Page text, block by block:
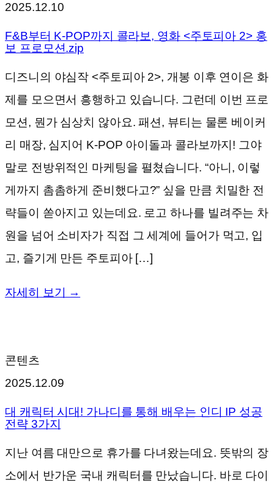
2025.12.10
F&B부터 K-POP까지 콜라보, 영화 <주토피아 2> 홍
보 프로모션.zip
디즈니의 야심작 <주토피아 2>, 개봉 이후 연이은 화
제를 모으면서 흥행하고 있습니다. 그런데 이번 프로
모션, 뭔가 심상치 않아요. 패션, 뷰티는 물론 베이커
리 매장, 심지어 K-POP 아이돌과 콜라보까지! 그야
말로 전방위적인 마케팅을 펼쳤습니다. “아니, 이렇
게까지 촘촘하게 준비했다고?” 싶을 만큼 치밀한 전
략들이 쏟아지고 있는데요. 로고 하나를 빌려주는 차
원을 넘어 소비자가 직접 그 세계에 들어가 먹고, 입
고, 즐기게 만든 주토피아 […]
자세히 보기 →
콘텐츠
2025.12.09
대 캐릭터 시대! 가나디를 통해 배우는 인디 IP 성공
전략 3가지
지난 여름 대만으로 휴가를 다녀왔는데요. 뜻밖의 장
소에서 반가운 국내 캐릭터를 만났습니다. 바로 다이